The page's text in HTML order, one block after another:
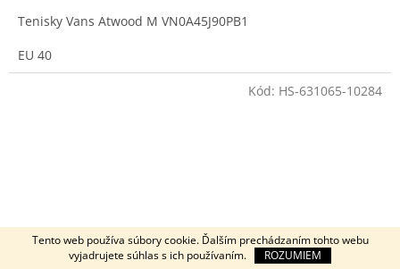
Tento web používa súbory cookie. Ďalším prechádzaním tohto webu
vyjadrujete súhlas s ich používaním.
ROZUMIEM
Tenisky Vans Atwood M VN0A45J90PB1
EU 40
Kód: HS-631065-10284